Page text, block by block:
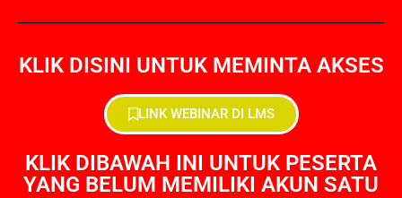
KLIK DISINI UNTUK MEMINTA AKSES
LINK WEBINAR DI LMS
KLIK DIBAWAH INI UNTUK PESERTA
YANG BELUM MEMILIKI AKUN SATU